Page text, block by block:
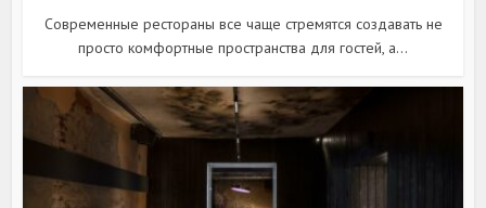
Современные рестораны все чаще стремятся создавать не
просто комфортные пространства для гостей, а...